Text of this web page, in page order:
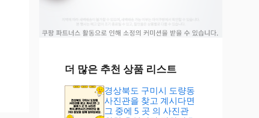
더 많은 추천 상품 리스트
경상북도 구미시 도량동
사진관을 찾고 계시다면
그 중에 5 곳 의 사진관